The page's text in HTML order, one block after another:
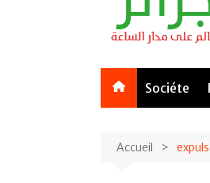
Sociéte
Accueil